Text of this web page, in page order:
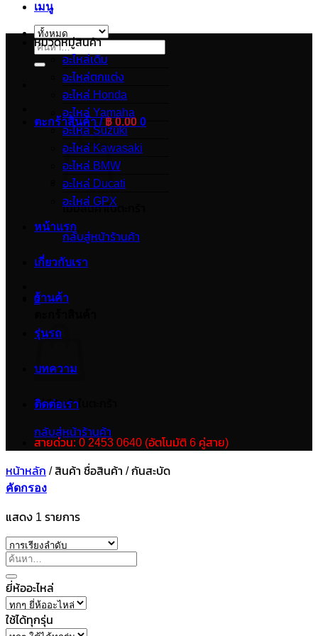
เมนู
ค้นหา:
ตะกร้าสินค้า /฿0.00 0
ไม่มีสินค้าในตะกร้า
กลับสู่หน้าร้านค้า
0
ไม่มีสินค้าในตะกร้า
กลับสู่หน้าร้านค้า
หมวดหมู่สินค้า
อะไหล่เดิม
อะไหล่ตกแต่ง
อะไหล่ Honda
อะไหล่ Yamaha
อะไหล่ Suzuki
อะไหล่ Kawasaki
อะไหล่ BMW
อะไหล่ Ducati
อะไหล่ GPX
หน้าแรก
เกี่ยวกับเรา
ร้านค้า
รุ่นรถ
บทความ
ติดต่อเรา
สายด่วน: 0 2453 0640 (อัตโนมัติ 6 คู่สาย)
หน้าหลัก /สินค้า ชื่อสินค้า /กันสะบัด
คัดกรอง
แสดง 1 รายการ
ยี่ห้ออะไหล่
ใช้ได้ทุกรุ่น